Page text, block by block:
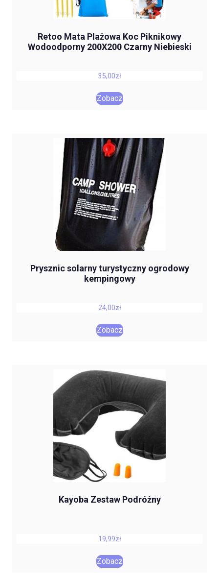
Retoo Mata Plażowa Koc Piknikowy
Wodoodporny 200X200 Czarny Niebieski
35,00zł
Zobacz
Prysznic solarny turystyczny ogrodowy
kempingowy
24,00zł
Zobacz
Kayoba Zestaw Podróżny
19,99zł
Zobacz